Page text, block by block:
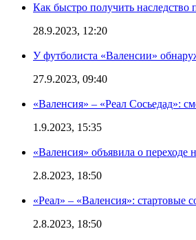
Как быстро получить наследство
28.9.2023, 12:20
У футболиста «Валенсии»
27.9.2023, 09:40
«Валенсия» – «Реал Сосьедад»:
1.9.2023, 15:35
«Валенсия» объявила о
2.8.2023, 18:50
«Реал» – «Валенсия»: стартовые
2.8.2023, 18:50